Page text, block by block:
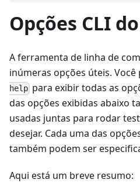
Opções CLI
A ferramenta de linha de
inúmeras opções úteis.
help para exibir todas as
das opções exibidas abaixo
usadas juntas para rodar
desejar. Cada uma das
também podem ser
Aqui está um breve resumo: